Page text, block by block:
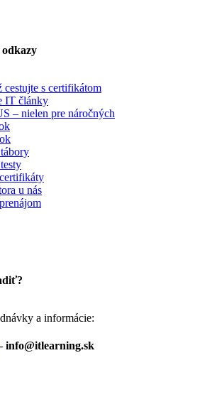
odkazy
cestujte s certifikátom
IT články
– nielen pre náročných
u nás
a informácie:
info@itlearning.sk